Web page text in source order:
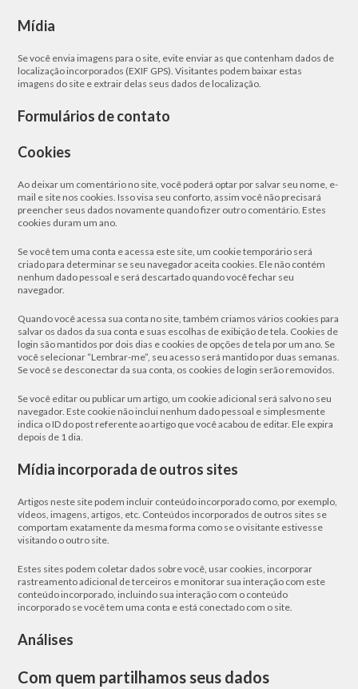
Mídia
Se você envia imagens para o site, evite enviar as que contenham dados de
localização incorporados (EXIF GPS). Visitantes podem baixar estas
imagens do site e extrair delas seus dados de localização.
Formulários de contato
Cookies
Ao deixar um comentário no site, você poderá optar por salvar seu nome, e-
mail e site nos cookies. Isso visa seu conforto, assim você não precisará
preencher seus dados novamente quando fizer outro comentário. Estes
cookies duram um ano.
Se você tem uma conta e acessa este site, um cookie temporário será
criado para determinar se seu navegador aceita cookies. Ele não contém
nenhum dado pessoal e será descartado quando você fechar seu
navegador.
Quando você acessa sua conta no site, também criamos vários cookies para
salvar os dados da sua conta e suas escolhas de exibição de tela. Cookies de
login são mantidos por dois dias e cookies de opções de tela por um ano. Se
você selecionar “Lembrar-me”, seu acesso será mantido por duas semanas.
Se você se desconectar da sua conta, os cookies de login serão removidos.
Se você editar ou publicar um artigo, um cookie adicional será salvo no seu
navegador. Este cookie não inclui nenhum dado pessoal e simplesmente
indica o ID do post referente ao artigo que você acabou de editar. Ele expira
depois de 1 dia.
Mídia incorporada de outros sites
Artigos neste site podem incluir conteúdo incorporado como, por exemplo,
vídeos, imagens, artigos, etc. Conteúdos incorporados de outros sites se
comportam exatamente da mesma forma como se o visitante estivesse
visitando o outro site.
Estes sites podem coletar dados sobre você, usar cookies, incorporar
rastreamento adicional de terceiros e monitorar sua interação com este
conteúdo incorporado, incluindo sua interação com o conteúdo
incorporado se você tem uma conta e está conectado com o site.
Análises
Com quem partilhamos seus dados